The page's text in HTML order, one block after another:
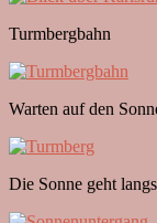
Turmbergbahn
Warten auf den
Die Sonne geht